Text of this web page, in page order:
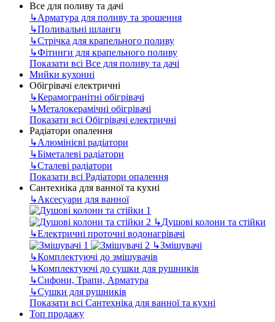
Все для поливу та дачі
↳Арматура для поливу та зрошення
↳Поливальні шланги
↳Стрічка для крапельного поливу
↳Фітинги для крапельного поливу
Показати всі Все для поливу та дачі
Мийки кухонні
Обігрівачі електричні
↳Керамогранітні обігрівачі
↳Металокерамічні обігрівачі
Показати всі Обігрівачі електричні
Радіатори опалення
↳Алюмінієві радіатори
↳Біметалеві радіатори
↳Сталеві радіатори
Показати всі Радіатори опалення
Сантехніка для ванної та кухні
↳Аксесуари для ванної
↳Душові колони та стійки
↳Електричні проточні водонагрівачі
↳Змішувачі
↳Комплектуючі до змішувачів
↳Комплектуючі до сушки для рушників
↳Сифони, Трапи, Арматура
↳Сушки для рушників
Показати всі Сантехніка для ванної та кухні
Топ продажу